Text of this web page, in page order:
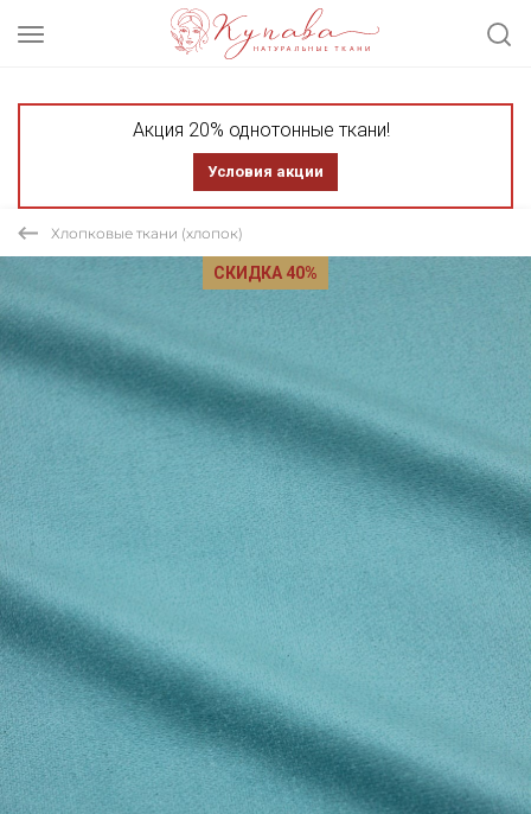
Акция 20% однотонные ткани!
Условия акции
Хлопковые ткани (хлопок)
СКИДКА 40%